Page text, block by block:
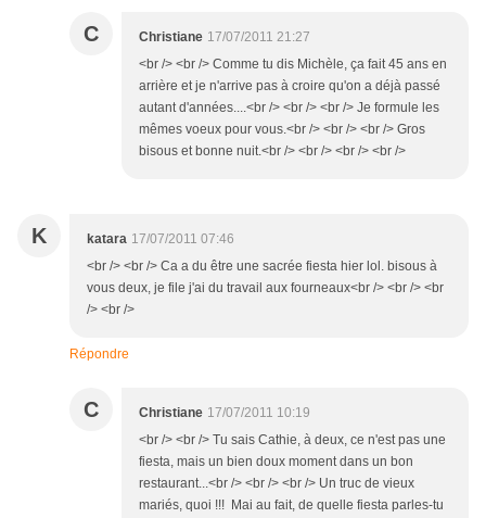
C Christiane 17/07/2011 21:27
<br /> <br /> Comme tu dis Michèle, ça fait 45 ans en
arrière et je n'arrive pas à croire qu'on a déjà passé
autant d'années....<br /> <br /> <br /> Je formule les
mêmes voeux pour vous.<br /> <br /> <br /> Gros
bisous et bonne nuit.<br /> <br /> <br /> <br />
K katara 17/07/2011 07:46
<br /> <br /> Ca a du être une sacrée fiesta hier lol. bisous à
vous deux, je file j'ai du travail aux fourneaux<br /> <br /> <br
/> <br />
Répondre
C Christiane 17/07/2011 10:19
<br /> <br /> Tu sais Cathie, à deux, ce n'est pas une
fiesta, mais un bien doux moment dans un bon
restaurant...<br /> <br /> <br /> Un truc de vieux
mariés, quoi !!! Mai au fait, de quelle fiesta parles-tu